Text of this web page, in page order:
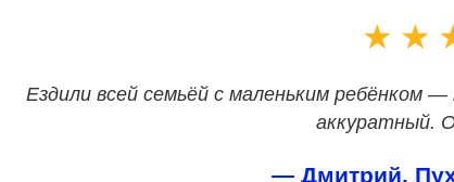
Ездили всей семьёй с маленьким ребёнком
аккуратный.
— Дмитрий,